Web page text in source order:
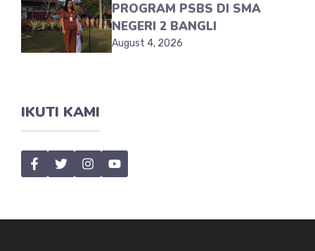
PROGRAM PSBS DI SMA
NEGERI 2 BANGLI
August 4, 2026
IKUTI KAMI